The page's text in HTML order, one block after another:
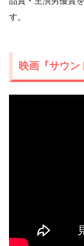
U-NEXT
す。
映画『サウン